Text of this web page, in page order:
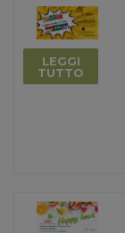
LEGGI
TUTTO